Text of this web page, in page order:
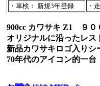
・車検： 新規3年登録
・
900cc カワサキ Z1 ９０
オリジナルに沿ったレス
新品カワサキロゴ入りシ
70年代のアイコン的一台